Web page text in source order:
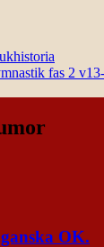
fas 2
OK.